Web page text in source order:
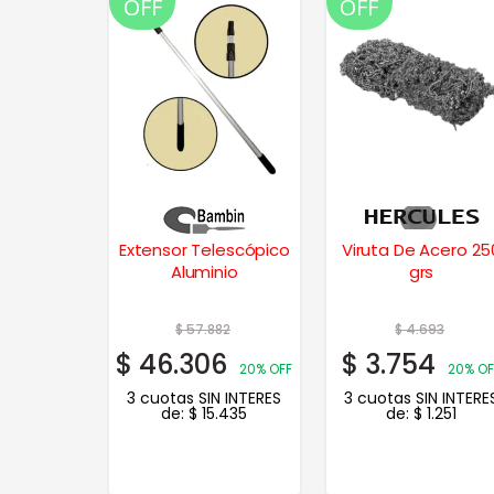
OFF
Extensor Telescópico
Aluminio
$57.882
$ 46.306 20% OFF
3 cuotas SIN INTERES
de:$ 15.435
OFF
Viruta De Acero
grs
$4.693
$ 3.754 20%
3 cuotas SIN
de: $ 1.251